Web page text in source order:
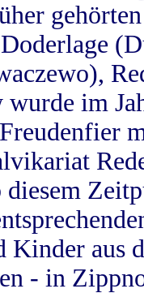
im
Kinder aus
- in